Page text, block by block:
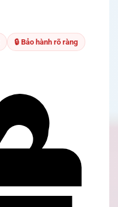
🔒 Bảo hành rõ ràng